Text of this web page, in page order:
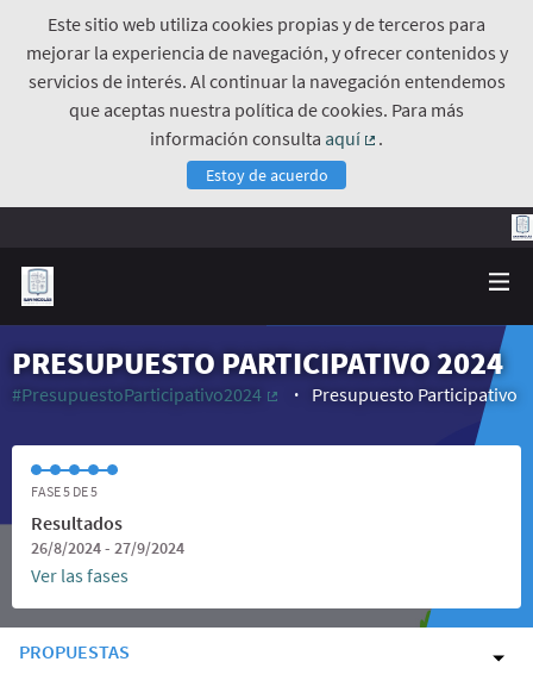
Este sitio web utiliza cookies propias y de terceros para
mejorar la experiencia de navegación, y ofrecer contenidos y
servicios de interés. Al continuar la navegación entendemos
que aceptas nuestra política de cookies. Para más
información consulta aquí
.
Estoy de acuerdo
PRESUPUESTO PARTICIPATIVO 2024
#PresupuestoParticipativo2024
Presupuesto Participativo
FASE 5 DE 5
Resultados
26/8/2024 - 27/9/2024
Ver las fases
PROPUESTAS